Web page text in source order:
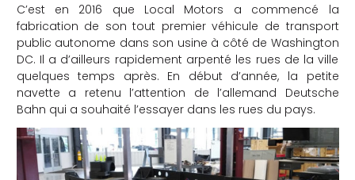
C’est en 2016 que Local Motors a commencé la
fabrication de son tout premier véhicule de transport
public autonome dans son usine à côté de Washington
DC. Il a d’ailleurs rapidement arpenté les rues de la ville
quelques temps après. En début d’année, la petite
navette a retenu l’attention de l’allemand Deutsche
Bahn qui a souhaité l’essayer dans les rues du pays.